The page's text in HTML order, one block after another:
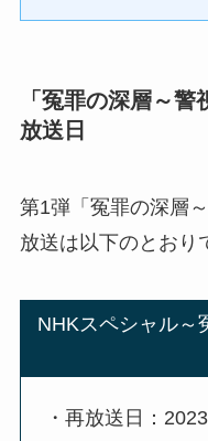
「冤罪の深層～
放送日
第1弾「冤罪の深層
放送は以下のとおり
NHKスペシャル～
・再放送日：